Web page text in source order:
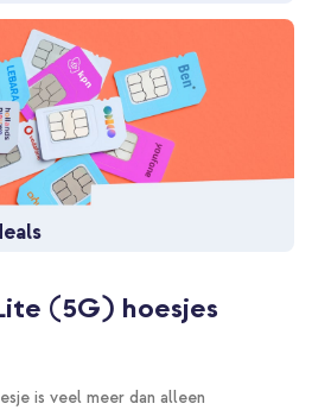
(5G) hoesjes
is veel meer dan alleen